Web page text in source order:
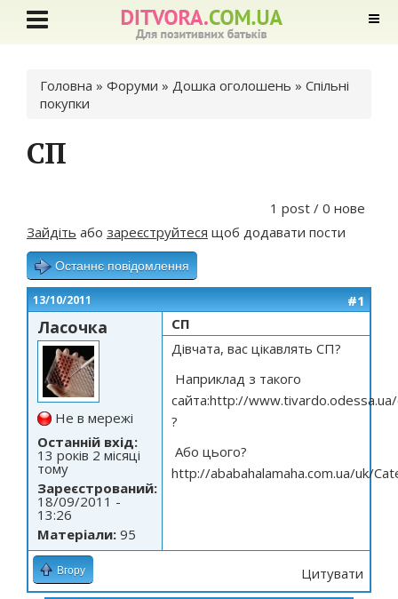
Ви є тут
Головна » Форуми » Дошка оголошень » Спільні
покупки
СП
1 post / 0 нове
Зайдіть або зареєструйтеся щоб додавати пости
Останнє повідомлення
13/10/2011 #1
Ласочка
Не в мережі
Останній вхід:
13 років 2 місяці
тому
Зареєстрований:
18/09/2011 -
13:26
Матеріали: 95
СП
Дівчата, вас цікавлять СП?
Наприклад з такого
сайта:http://
?
Або цього?
http://ababahalamaha.com.ua/uk/
Вгору Цитувати